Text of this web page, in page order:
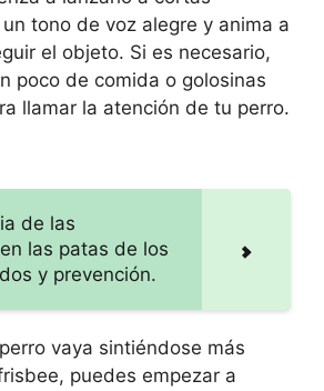
tono de voz alegre y anima a
el objeto. Si es necesario,
poco de comida o golosinas
llamar la atención de tu perro.
de las
las patas de los
y prevención.
vaya sintiéndose más
puedes empezar a